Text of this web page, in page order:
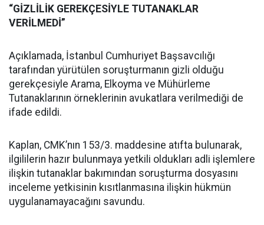
“GİZLİLİK GEREKÇESİYLE TUTANAKLAR
VERİLMEDİ”
Açıklamada, İstanbul Cumhuriyet Başsavcılığı
tarafından yürütülen soruşturmanın gizli olduğu
gerekçesiyle Arama, Elkoyma ve Mühürleme
Tutanaklarının örneklerinin avukatlara verilmediği de
ifade edildi.
Kaplan, CMK’nın 153/3. maddesine atıfta bulunarak,
ilgililerin hazır bulunmaya yetkili oldukları adli işlemlere
ilişkin tutanaklar bakımından soruşturma dosyasını
inceleme yetkisinin kısıtlanmasına ilişkin hükmün
uygulanamayacağını savundu.